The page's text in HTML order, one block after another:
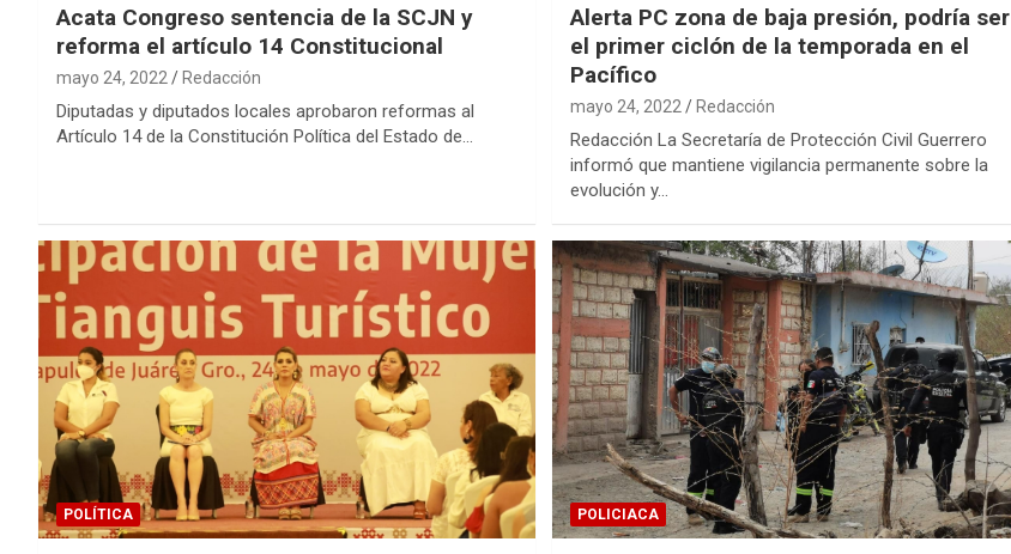
Acata Congreso sentencia de la SCJN y
reforma el artículo 14 Constitucional
mayo 24, 2022 Redacción
Diputadas y diputados locales aprobaron reformas al
Artículo 14 de la Constitución Política del Estado de…
Alerta PC zona de baja presión, podría ser
el primer ciclón de la temporada en el
Pacífico
mayo 24, 2022 Redacción
Redacción La Secretaría de Protección Civil Guerrero
informó que mantiene vigilancia permanente sobre la
evolución y…
POLÍTICA POLICIACA